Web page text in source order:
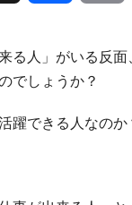
る人」がいる反
でしょうか？
躍できる人なの